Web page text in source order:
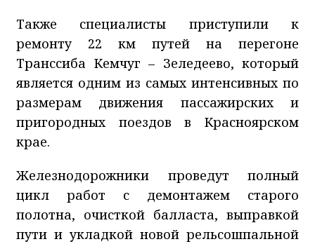
Также специалисты приступили к
ремонту 22 км путей на перегоне
Транссиба Кемчуг – Зеледеево, который
является одним из самых интенсивных по
размерам движения пассажирских и
пригородных поездов в Красноярском
крае.
Железнодорожники проведут полный
цикл работ с демонтажем старого
полотна, очисткой балласта, выправкой
пути и укладкой новой рельсошпальной